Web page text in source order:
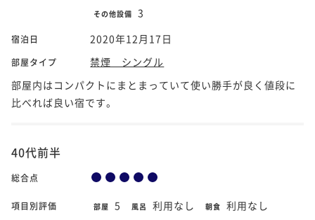
その他設備 3
宿泊日 2020年12月17日
部屋タイプ
禁煙 シングル
部屋内はコンパクトにまとまっていて使い勝手が良く値段に
比べれば良い宿です。
40代前半
総合点
項目別評価 部屋 5 風呂 利用なし 朝食 利用なし